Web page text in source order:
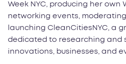
Week NYC, producing her own
networking events,
launching CleanCitiesNYC, a
dedicated to researching and
innovations, businesses, and